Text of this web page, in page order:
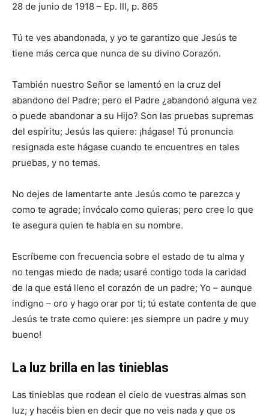
28 de junio de 1918 – Ep. III, p. 865
Tú te ves abandonada, y yo te garantizo que Jesús te
tiene más cerca que nunca de su divino Corazón.
También nuestro Señor se lamentó en la cruz del
abandono del Padre; pero el Padre ¿abandonó alguna vez
o puede abandonar a su Hijo? Son las pruebas supremas
del espíritu; Jesús las quiere: ¡hágase! Tú pronuncia
resignada este hágase cuando te encuentres en tales
pruebas, y no temas.
No dejes de lamentarte ante Jesús como te parezca y
como te agrade; invócalo como quieras; pero cree lo que
te asegura quien te habla en su nombre.
Escríbeme con frecuencia sobre el estado de tu alma y
no tengas miedo de nada; usaré contigo toda la caridad
de la que está lleno el corazón de un padre; Yo – aunque
indigno – oro y hago orar por ti; tú estate contenta de que
Jesús te trate como quiere: ¡es siempre un padre y muy
bueno!
La luz brilla en las tinieblas
Las tinieblas que rodean el cielo de vuestras almas son
luz; y hacéis bien en decir que no veis nada y que os